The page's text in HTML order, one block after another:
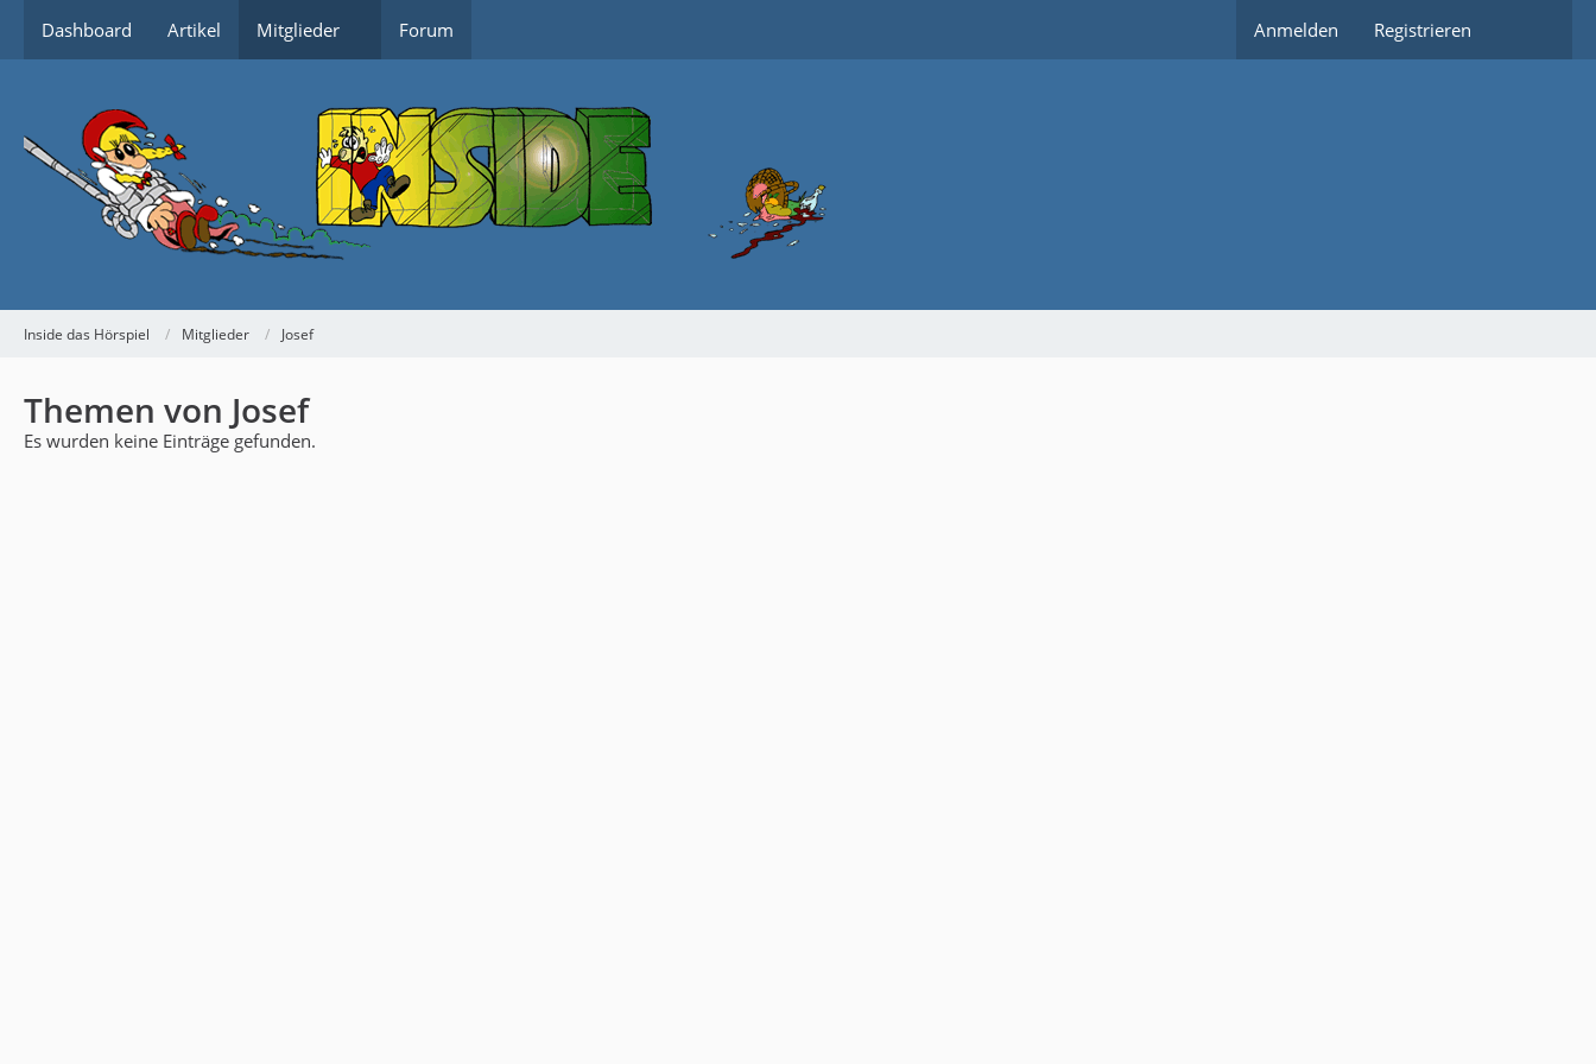
Dashboard Artikel Mitglieder Forum Anmelden Registrieren
Inside das Hörspiel Mitglieder Josef
Themen von Josef
Es wurden keine Einträge gefunden.